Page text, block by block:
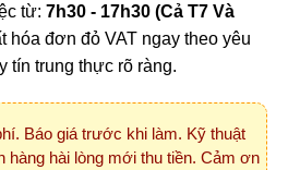
từ: 7h30 - 17h30 (Cả T7 Và
hóa đơn đỏ VAT ngay theo yêu
tín trung thực rõ ràng.
Báo giá trước khi làm. Kỹ thuật
hàng hài lòng mới thu tiền. Cảm ơn